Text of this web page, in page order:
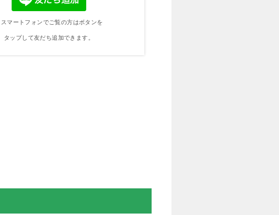
マートフォンでご覧の方はボタンを
タップして友だち追加できます。